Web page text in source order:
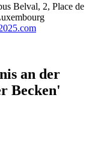
Belval, 2, Place de
an der
Becken'